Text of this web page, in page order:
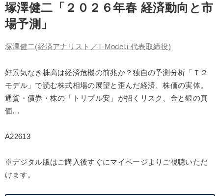
オーナー社長の「現場力の経営」＋現場の「儲ける力」をさらに
高める教材２選
タル版（音声／動画ストリーミング・ダウンロード）
業種
製造業 卸売・小売・飲食業 建設・不動産業
伝統・文化
塚澤健二「２０２６年春 経済動向と市
場予測」
塚澤健二(経済アナリスト／T-Model.i 代表取締役)
好景気なき株高は経済危機の前兆か？独自の予測分析「Ｔ２
モデル」で読む株式相場の展望と歪んだ経済、株価の実体。
通貨・債券・株の「トリプル安」が招くリスク、金と銀の真
価…
A22613
※デジタル版はご購入後すぐにマイページよりご視聴いただ
けます。